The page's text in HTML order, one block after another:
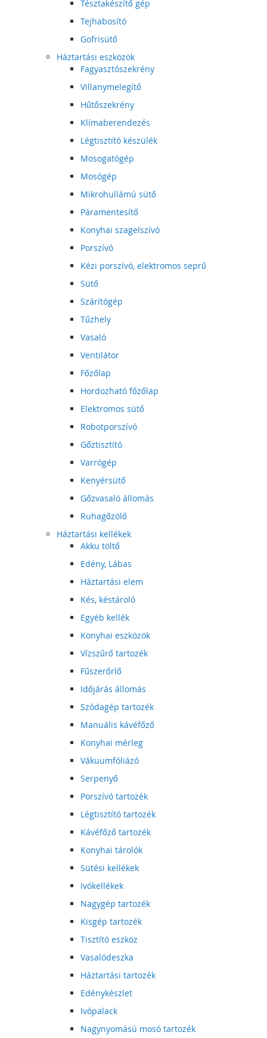
Tésztakészítő gép
Tejhabosító
Gofrisütő
Háztartási eszközök
Fagyasztószekrény
Villanymelegítő
Hűtőszekrény
Klímaberendezés
Légtisztító készülék
Mosogatógép
Mosógép
Mikrohullámú sütő
Páramentesítő
Konyhai szagelszívó
Porszívó
Kézi porszívó, elektromos seprű
Sütő
Szárítógép
Tűzhely
Vasaló
Ventilátor
Főzőlap
Hordozható főzőlap
Elektromos sütő
Robotporszívó
Gőztisztító
Varrógép
Kenyérsütő
Gőzvasaló állomás
Ruhagőzölő
Háztartási kellékek
Akku töltő
Edény, Lábas
Háztartási elem
Kés, késtároló
Egyéb kellék
Konyhai eszközök
Vízszűrő tartozék
Fűszerőrlő
Időjárás állomás
Szódagép tartozék
Manuális kávéfőző
Konyhai mérleg
Vákuumfóliázó
Serpenyő
Porszívó tartozék
Légtisztító tartozék
Kávéfőző tartozék
Konyhai tárolók
Sütési kellékek
Ivókellékek
Nagygép tartozék
Kisgép tartozék
Tisztító eszköz
Vasalódeszka
Háztartási tartozék
Edénykészlet
Ivópalack
Nagynyomású mosó tartozék